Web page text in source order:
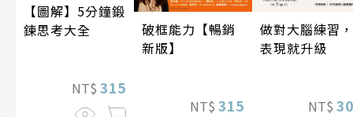
【圖解】5分鐘鍛
鍊思考大全
NT$ 315
破框能力【暢銷
新版】
NT$ 315
做對大腦練習，
表現就升級
NT$